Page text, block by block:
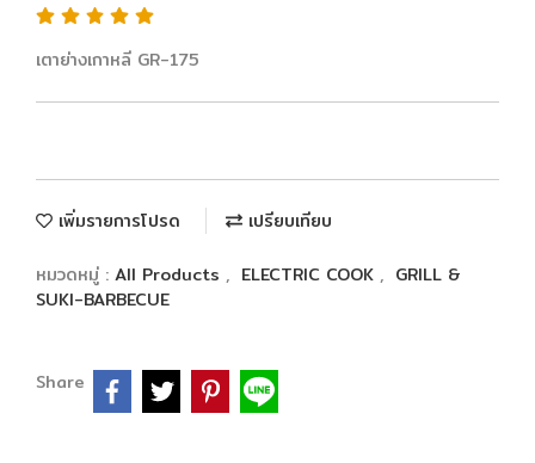
เตาย่างเกาหลี GR-175
เพิ่มรายการโปรด เปรียบเทียบ
หมวดหมู่ : All Products , ELECTRIC COOK , GRILL &
SUKI-BARBECUE
Share